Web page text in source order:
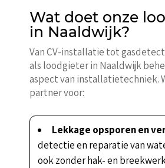
Wat doet onze
in Naaldwijk?
Van CV-installatie tot
als loodgieter in Naaldwijk
aspect van installatietechniek.
partner voor:
Lekkage opsporen en
detectie en reparatie van
ook zonder hak- en